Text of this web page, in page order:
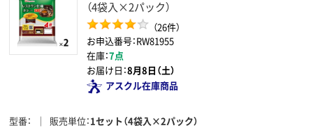
（4袋入×2パック）
（26件）
お申込番号：RW81955
在庫：7点
お届け日：8月8日（土）
アスクル在庫商品
型番 販売単位 1セット（4袋入×2パック）